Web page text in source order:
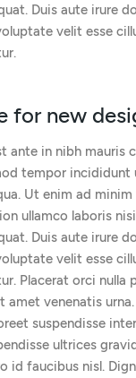
Duis aute irure
velit esse
for new
ante in nibh mauris
tempor incididunt
Ut enim ad
ullamco laboris
Duis aute irure
velit esse
Placerat orci nulla
amet venenatis
suspendisse
ultrices
id faucibus nisl.